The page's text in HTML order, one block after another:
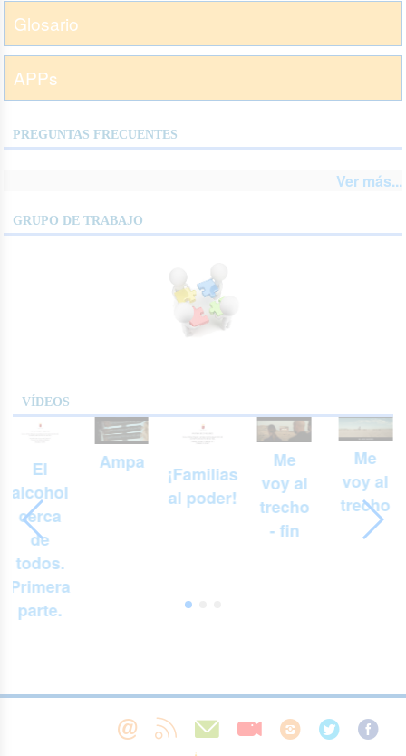
Glosario
APPs
PREGUNTAS FRECUENTES
Ver más...
GRUPO DE TRABAJO
VÍDEOS
El
alcohol
cerca
de
todos.
Primera
parte.
Ampa
¡Familias
al poder!
Me
voy al
trecho
- fin
Me
voy al
trecho